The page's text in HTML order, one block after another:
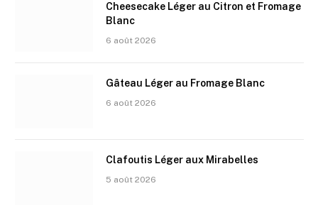
Cheesecake Léger au Citron et Fromage
Blanc
6 août 2026
Gâteau Léger au Fromage Blanc
6 août 2026
Clafoutis Léger aux Mirabelles
5 août 2026